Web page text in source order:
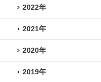
2022年
2021年
2020年
2019年